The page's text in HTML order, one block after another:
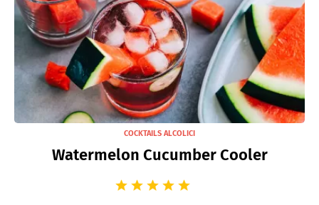
COCKTAILS ALCOLICI
Watermelon Cucumber Cooler